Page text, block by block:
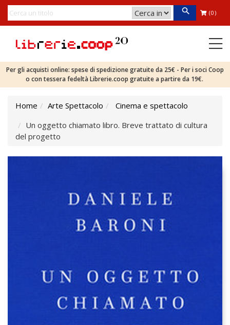
(0)
Per gli acquisti online: spese di spedizione gratuite da 25€ - Per i soci Coop
o con tessera fedeltà Librerie.coop gratuite a partire da 19€.
Home Arte Spettacolo
Cinema e spettacolo
Un oggetto chiamato libro. Breve trattato di cultura
del progetto